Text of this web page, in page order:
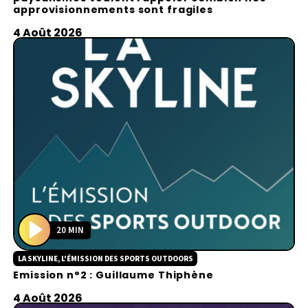
y
approvisionnements sont fragiles
4 Août 2026
P
l
a
y
20 MIN
LA SKYLINE, L'ÉMISSION DES SPORTS OUTDOORS
Emission n°2 : Guillaume Thiphène
4 Août 2026